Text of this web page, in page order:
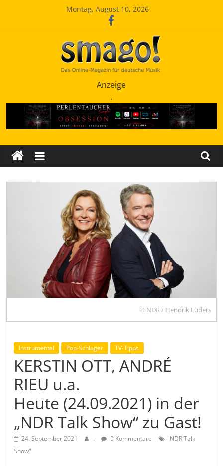
Montag, August 10, 2026
SchlagerMAGazinOnline
Anzeige
.
© NDR / Hendrik Lüders
Instrumental Pop-Schlager TV-Tipps
KERSTIN OTT, ANDRÉ
RIEU u.a.
Heute (24.09.2021) in der
„NDR Talk Show“ zu Gast!
24. September 2021 . 0 Kommentare
"NDR Talk
Show"